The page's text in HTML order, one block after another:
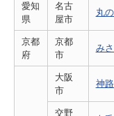
愛知
県
名古
屋市
丸
京都
府
京都
市
み
大阪
市
神
交野